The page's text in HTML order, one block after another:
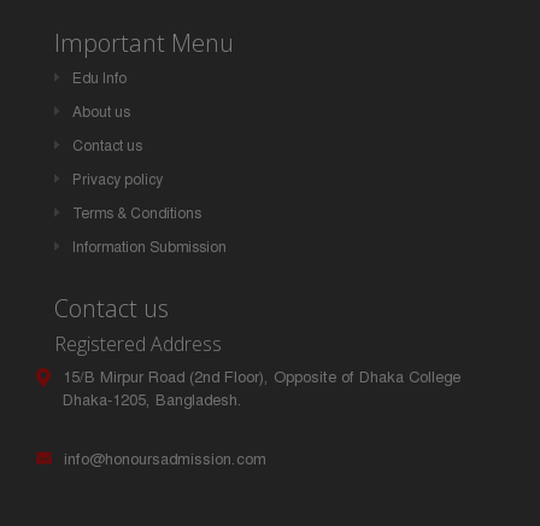
Important Menu
Edu Info
About us
Contact us
Privacy policy
Terms & Conditions
Information Submission
Contact us
Registered Address
15/B Mirpur Road (2nd Floor), Opposite of Dhaka College
Dhaka-1205, Bangladesh.
info@honoursadmission.com